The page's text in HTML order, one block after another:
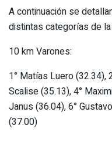
A continuación se
distintas categorías de
10 km Varones:
1° Matías Luero (32.34),
Scalise (35.13), 4°
Janus (36.04), 6°
(37.00)